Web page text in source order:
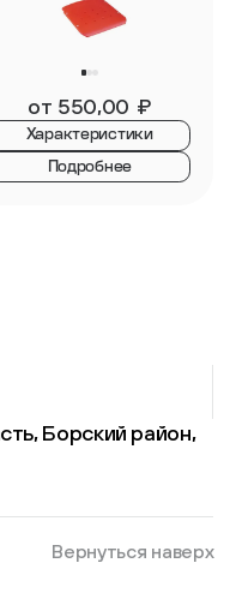
от 550,00 ₽
Характеристики
Подробнее
Борский район,
Вернуться наверх